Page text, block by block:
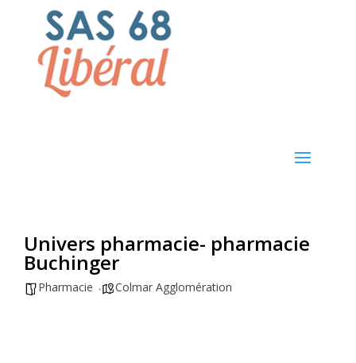
Univers pharmacie- pharmacie
Buchinger
Pharmacie Colmar Agglomération